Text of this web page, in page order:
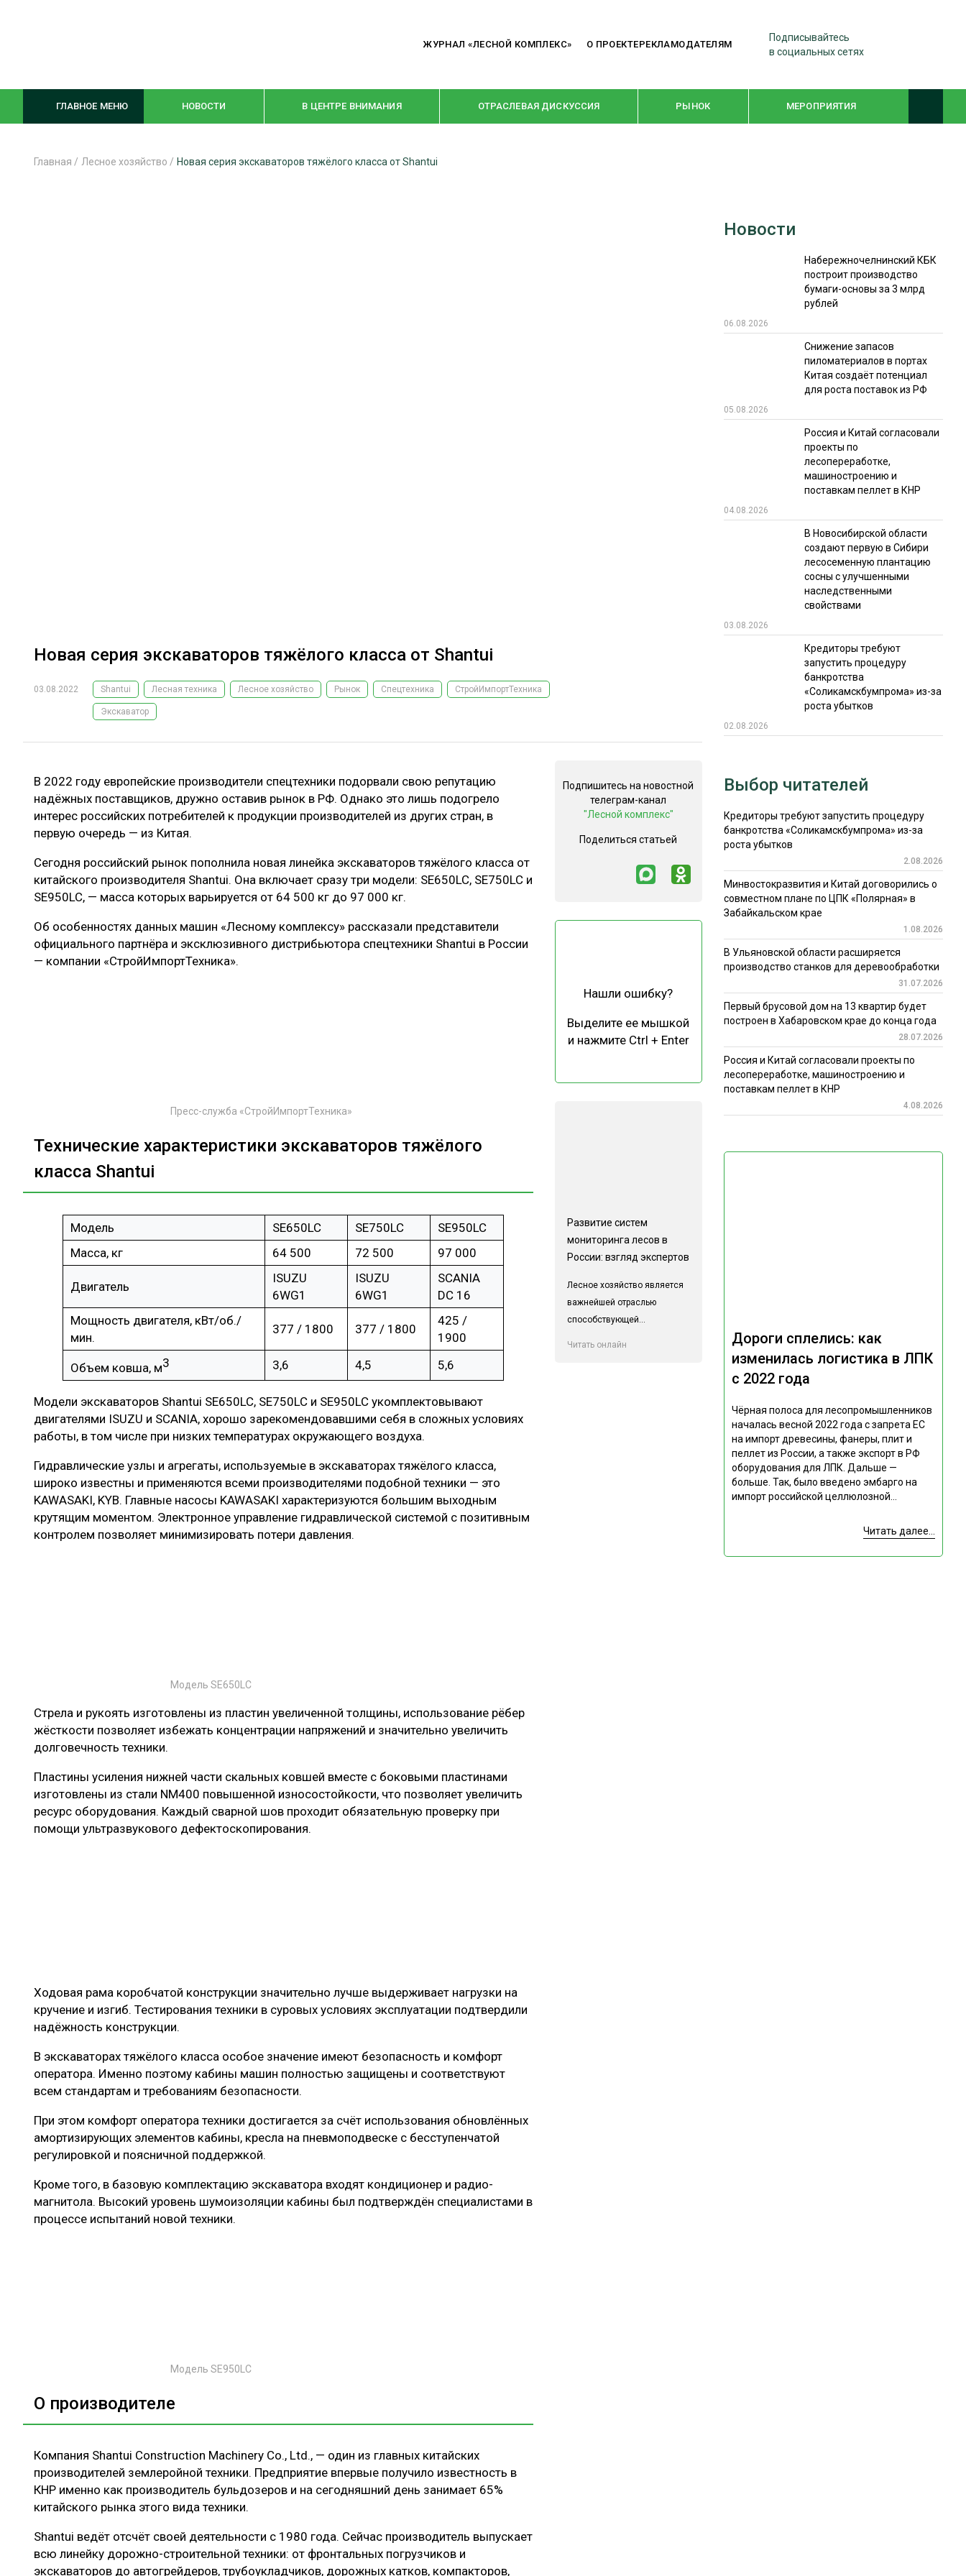
ЖУРНАЛ «ЛЕСНОЙ КОМПЛЕКС» О ПРОЕКТЕРЕКЛАМОДАТЕЛЯМ
Подписывайтесь
в социальных сетях
ГЛАВНОЕ МЕНЮ НОВОСТИ В ЦЕНТРЕ ВНИМАНИЯ ОТРАСЛЕВАЯ ДИСКУССИЯ РЫНОК МЕРОПРИЯТИЯ
WOODEX-2021
СУШКА ДРЕВЕСИНЫ
ИТОГИ МЕРОПРИЯТИЙ
Главная / Лесное хозяйство / Новая серия экскаваторов тяжёлого класса от Shantui
Новая серия экскаваторов тяжёлого класса от Shantui
03.08.2022 Shantui Лесная техника Лесное хозяйство Рынок Спецтехника СтройИмпортТехника
Экскаватор
В 2022 году европейские производители спецтехники подорвали свою репутацию
надёжных поставщиков, дружно оставив рынок в РФ. Однако это лишь подогрело
интерес российских потребителей к продукции производителей из других стран, в
первую очередь — из Китая.
Сегодня российский рынок пополнила новая линейка экскаваторов тяжёлого класса от
китайского производителя Shantui. Она включает сразу три модели: SE650LC, SE750LC и
SE950LC, — масса которых варьируется от 64 500 кг до 97 000 кг.
Об особенностях данных машин «Лесному комплексу» рассказали представители
официального партнёра и эксклюзивного дистрибьютора спецтехники Shantui в России
— компании «СтройИмпортТехника».
Пресс-служба «СтройИмпортТехника»
Технические характеристики экскаваторов тяжёлого
класса Shantui
Модель SE650LC SE750LC
SE950LC
Масса, кг
64 500 72 500 97 000
Двигатель
ISUZU
6WG1
ISUZU
6WG1
SCANIA
DC 16
Мощность двигателя, кВт/об./
мин.
377 / 1800 377 / 1800
425 /
1900
Объем ковша, м3 3,6 4,5 5,6
Модели экскаваторов Shantui SE650LC, SE750LC и SE950LC укомплектовывают
двигателями ISUZU и SCANIA, хорошо зарекомендовавшими себя в сложных условиях
работы, в том числе при низких температурах окружающего воздуха.
Гидравлические узлы и агрегаты, используемые в экскаваторах тяжёлого класса,
широко известны и применяются всеми производителями подобной техники — это
KAWASAKI, KYB. Главные насосы KAWASAKI характеризуются большим выходным
крутящим моментом. Электронное управление гидравлической системой с позитивным
контролем позволяет минимизировать потери давления.
Модель SE650LC
Стрела и рукоять изготовлены из пластин увеличенной толщины, использование рёбер
жёсткости позволяет избежать концентрации напряжений и значительно увеличить
долговечность техники.
Пластины усиления нижней части скальных ковшей вместе с боковыми пластинами
изготовлены из стали NM400 повышенной износостойкости, что позволяет увеличить
ресурс оборудования. Каждый сварной шов проходит обязательную проверку при
помощи ультразвукового дефектоскопирования.
Ходовая рама коробчатой конструкции значительно лучше выдерживает нагрузки на
кручение и изгиб. Тестирования техники в суровых условиях эксплуатации подтвердили
надёжность конструкции.
В экскаваторах тяжёлого класса особое значение имеют безопасность и комфорт
оператора. Именно поэтому кабины машин полностью защищены и соответствуют
всем стандартам и требованиям безопасности.
При этом комфорт оператора техники достигается за счёт использования обновлённых
амортизирующих элементов кабины, кресла на пневмоподвеске с бесступенчатой
регулировкой и поясничной поддержкой.
Кроме того, в базовую комплектацию экскаватора входят кондиционер и радио-
магнитола. Высокий уровень шумоизоляции кабины был подтверждён специалистами в
процессе испытаний новой техники.
Модель SE950LC
О производителе
Компания Shantui Construction Machinery Co., Ltd., — один из главных китайских
производителей землеройной техники. Предприятие впервые получило известность в
КНР именно как производитель бульдозеров и на сегодняшний день занимает 65%
китайского рынка этого вида техники.
Shantui ведёт отсчёт своей деятельности с 1980 года. Сейчас производитель выпускает
всю линейку дорожно-строительной техники: от фронтальных погрузчиков и
экскаваторов до автогрейдеров, трубоукладчиков, дорожных катков, компакторов,
Подпишитесь на новостной
телеграм-канал
"Лесной комплекс"
Поделиться статьей
Нашли ошибку?
Выделите ее мышкой
и нажмите Ctrl + Enter
Развитие систем
мониторинга лесов в
России: взгляд экспертов
Лесное хозяйство является
важнейшей отраслью
способствующей...
Читать онлайн
Новости
Набережночелнинский КБК
построит производство
бумаги-основы за 3 млрд
рублей
06.08.2026
Снижение запасов
пиломатериалов в портах
Китая создаёт потенциал
для роста поставок из РФ
05.08.2026
Россия и Китай согласовали
проекты по
лесопереработке,
машиностроению и
поставкам пеллет в КНР
04.08.2026
В Новосибирской области
создают первую в Сибири
лесосеменную плантацию
сосны с улучшенными
наследственными
свойствами
03.08.2026
Кредиторы требуют
запустить процедуру
банкротства
«Соликамскбумпрома» из-за
роста убытков
02.08.2026
Дороги сплелись: как
изменилась логистика в ЛПК
с 2022 года
Чёрная полоса для лесопромышленников
началась весной 2022 года с запрета ЕС
на импорт древесины, фанеры, плит и
пеллет из России, а также экспорт в РФ
оборудования для ЛПК. Дальше —
больше. Так, было введено эмбарго на
импорт российской целлюлозной...
Читать далее...
Выбор читателей
Кредиторы требуют запустить процедуру
банкротства «Соликамскбумпрома» из-за
роста убытков
2.08.2026
Минвостокразвития и Китай договорились о
совместном плане по ЦПК «Полярная» в
Забайкальском крае
1.08.2026
В Ульяновской области расширяется
производство станков для деревообработки
31.07.2026
Первый брусовой дом на 13 квартир будет
построен в Хабаровском крае до конца года
28.07.2026
Россия и Китай согласовали проекты по
лесопереработке, машиностроению и
поставкам пеллет в КНР
4.08.2026